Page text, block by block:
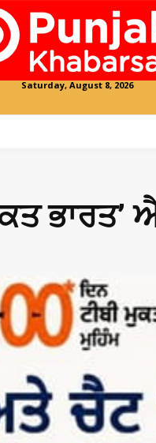
Saturday, August 8, 2026
ਭਾਰਤ’